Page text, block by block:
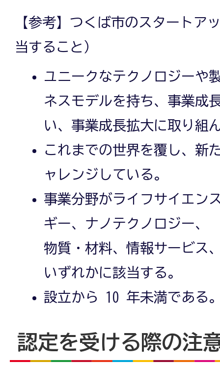
【参考】つくば市のスタートア
当すること）
ユニークなテクノロジーや
ネスモデルを持ち、事業成
い、事業成長拡大に取り組
これまでの世界を覆し、新
ャレンジしている。
事業分野がライフサイエン
ギー、ナノテクノロジー、
物質・材料、情報サービス
いずれかに該当する。
設立から 10 年未満である
認定を受ける際の注